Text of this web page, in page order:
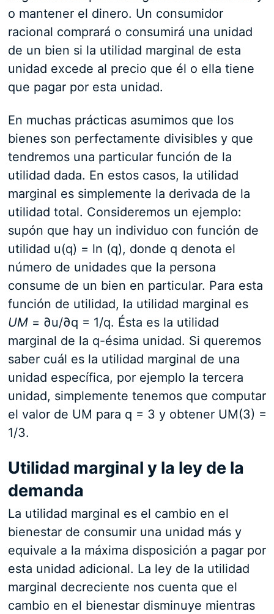
o mantener el dinero. Un consumidor
racional comprará o consumirá una unidad
de un bien si la utilidad marginal de esta
unidad excede al precio que él o ella tiene
que pagar por esta unidad.
En muchas prácticas asumimos que los
bienes son perfectamente divisibles y que
tendremos una particular función de la
utilidad dada. En estos casos, la utilidad
marginal es simplemente la derivada de la
utilidad total. Consideremos un ejemplo:
supón que hay un individuo con función de
utilidad u(q) = ln⁡ (q), donde q denota el
número de unidades que la persona
consume de un bien en particular. Para esta
función de utilidad, la utilidad marginal es
UM= ∂u/∂q = 1/q. Ésta es la utilidad
marginal de la q-ésima unidad. Si queremos
saber cuál es la utilidad marginal de una
unidad específica, por ejemplo la tercera
unidad, simplemente tenemos que computar
el valor de UM para q = 3 y obtener UM(3) =
1/3.
Utilidad marginal y la ley de la
demanda
La utilidad marginal es el cambio en el
bienestar de consumir una unidad más y
equivale a la máxima disposición a pagar por
esta unidad adicional. La ley de la utilidad
marginal decreciente nos cuenta que el
cambio en el bienestar disminuye mientras